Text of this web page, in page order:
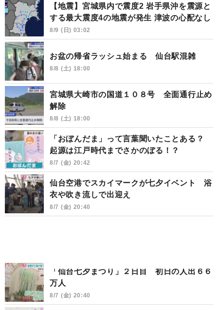
【地震】宮城県内で震度2 岩手県沖を震源と
する最大震度4の地震が発生 津波の心配なし
8/9 (日) 03:02
お盆の帰省ラッシュ始まる 仙台駅混雑
8/8 (土) 18:00
宮城県大崎市の国道１０８号 全面通行止め
解除
8/8 (土) 18:00
「おぼんだま」って言葉聞いたことある？
起源は江戸時代までさかのぼる！？
8/7 (金) 20:42
仙台空港でスカイマークが七夕イベント 浴
衣や吹き流しで出迎え
8/7 (金) 20:40
「仙台七夕まつり」２日目 初日の人出６６
万人
8/7 (金) 20:40